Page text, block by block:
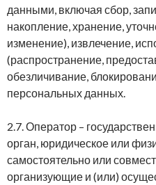
данными, включая сбор,
накопление, хранение,
изменение), извлечение,
(распространение,
обезличивание,
персональных данных.
2.7. Оператор –
орган, юридическое или
самостоятельно или
организующие и (или)